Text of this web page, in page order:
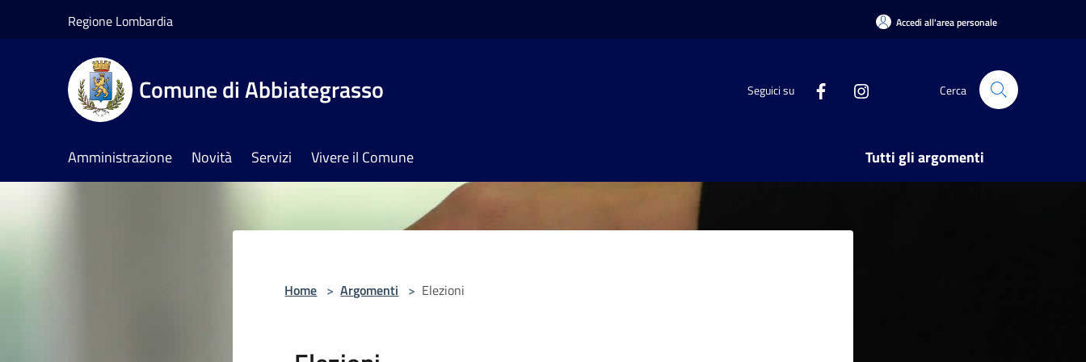
Regione Lombardia Accedi all'area personale
Comune di Abbiategrasso Seguici su Cerca
Amministrazione Novità Servizi Vivere il Comune Tutti gli argomenti
Home > Argomenti > Elezioni